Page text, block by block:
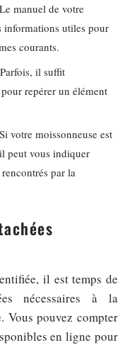
Le manuel de votre
informations utiles pour
courants.
Parfois, il suffit
repérer un élément
Si votre moissonneuse est
peut vous indiquer
par la
il est temps de
nécessaires à la
Vous pouvez compter
en ligne pour